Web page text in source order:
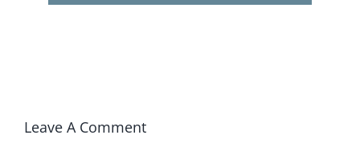
Leave A Comment